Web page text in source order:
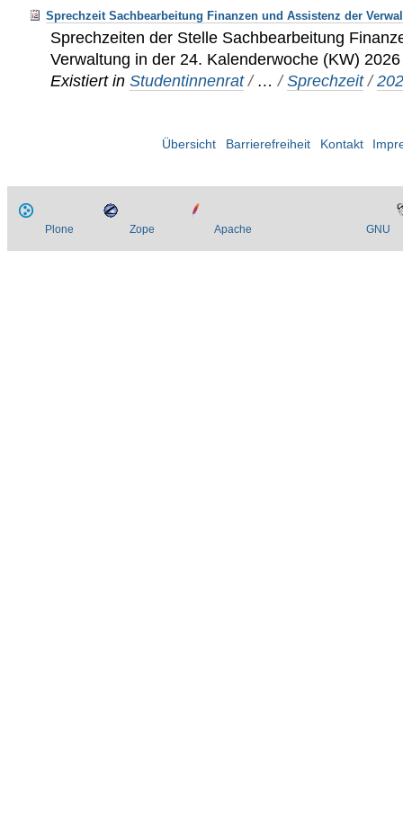
Sprechzeit Sachbearbeitung Finanzen und Assistenz der
Sprechzeiten der Stelle Sachbearbeitung
Verwaltung in der 24. Kalenderwoche (KW)
Existiert in Studentinnenrat / …/Sprechzeit /
Übersicht Barrierefreiheit Kontakt
Plone Zope Apache GNU